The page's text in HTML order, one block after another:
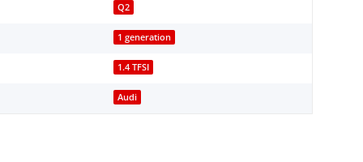
Q2
1 generation
1.4 TFSI
Audi